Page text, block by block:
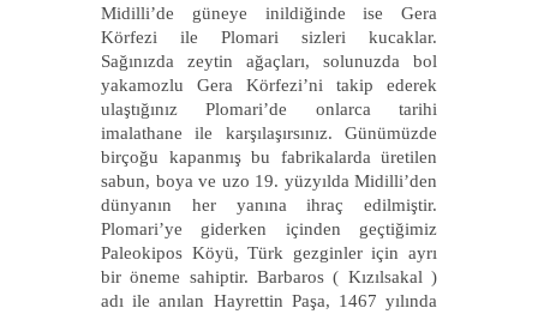
Midilli’de güneye inildiğinde ise Gera
Körfezi ile Plomari sizleri kucaklar.
Sağınızda zeytin ağaçları, solunuzda bol
yakamozlu Gera Körfezi’ni takip ederek
ulaştığınız Plomari’de onlarca tarihi
imalathane ile karşılaşırsınız. Günümüzde
birçoğu kapanmış bu fabrikalarda üretilen
sabun, boya ve uzo 19. yüzyılda Midilli’den
dünyanın her yanına ihraç edilmiştir.
Plomari’ye giderken içinden geçtiğimiz
Paleokipos Köyü, Türk gezginler için ayrı
bir öneme sahiptir. Barbaros ( Kızılsakal )
adı ile anılan Hayrettin Paşa, 1467 yılında